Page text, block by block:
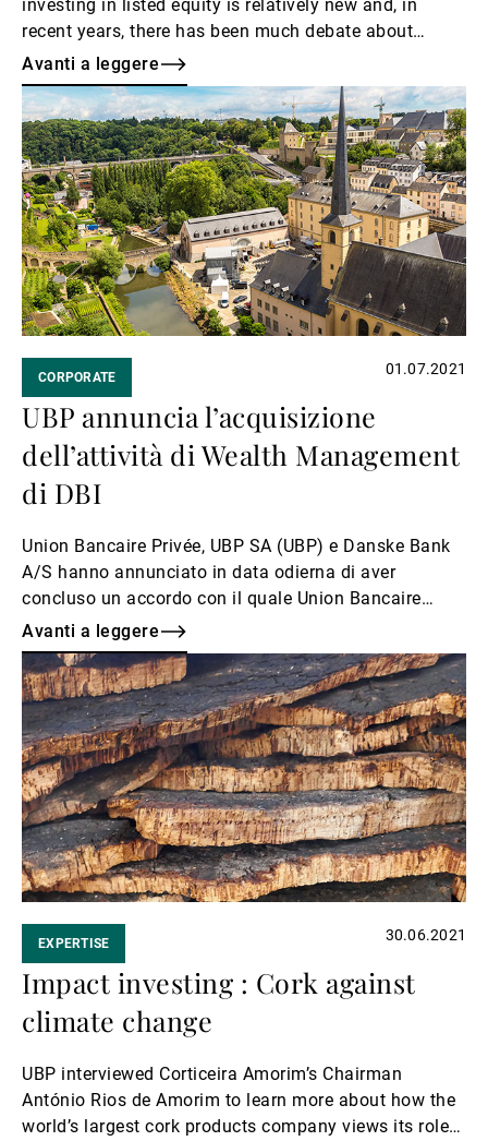
investing in listed equity is relatively new and, in
recent years, there has been much debate about
whether impact can even be achieved in secondary
markets.
Avanti a leggere
Avanti
a
leggere
CORPORATE 01.07.2021
UBP annuncia l’acquisizione
dell’attività di Wealth Management
di DBI
Union Bancaire Privée, UBP SA (UBP) e Danske Bank
A/S hanno annunciato in data odierna di aver
concluso un accordo con il quale Union Bancaire
Privée (Europe) S.A. acquisirà l’attività di Wealth
Management di Danske Bank svolta a Lussemburgo
tramite Danske Bank International S.A. («DBI»).
Avanti a leggere
Avanti
a
leggere
EXPERTISE 30.06.2021
Impact investing : Cork against
climate change
UBP interviewed Corticeira Amorim’s Chairman
António Rios de Amorim to learn more about how the
world’s largest cork products company views its role